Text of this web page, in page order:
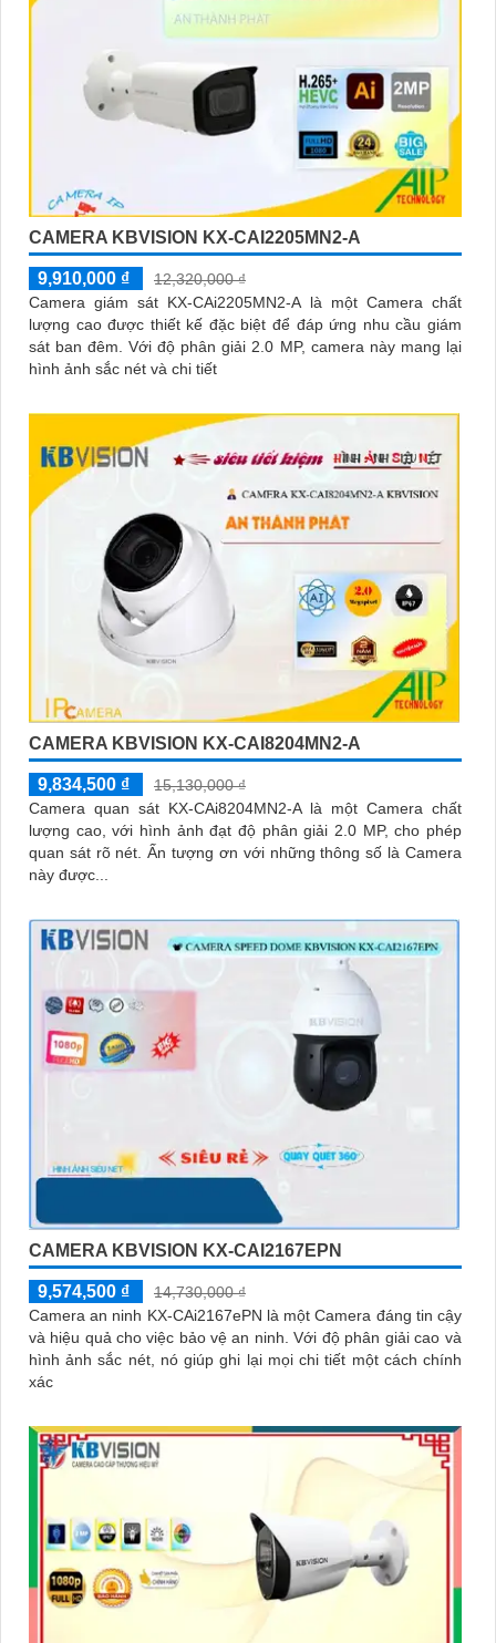
CAMERA KBVISION KX-CAI2205MN2-A
9,910,000 ₫
12,320,000 ₫
Camera giám sát KX-CAi2205MN2-A là một Camera chất
lượng cao được thiết kế đặc biệt để đáp ứng nhu cầu giám
sát ban đêm. Với độ phân giải 2.0 MP, camera này mang lại
hình ảnh sắc nét và chi tiết
CAMERA KBVISION KX-CAI8204MN2-A
9,834,500 ₫
15,130,000 ₫
Camera quan sát KX-CAi8204MN2-A là một Camera chất
lượng cao, với hình ảnh đạt độ phân giải 2.0 MP, cho phép
quan sát rõ nét. Ấn tượng ơn với những thông số là Camera
này được...
CAMERA KBVISION KX-CAI2167EPN
9,574,500 ₫
14,730,000 ₫
Camera an ninh KX-CAi2167ePN là một Camera đáng tin cậy
và hiệu quả cho việc bảo vệ an ninh. Với độ phân giải cao và
hình ảnh sắc nét, nó giúp ghi lại mọi chi tiết một cách chính
xác